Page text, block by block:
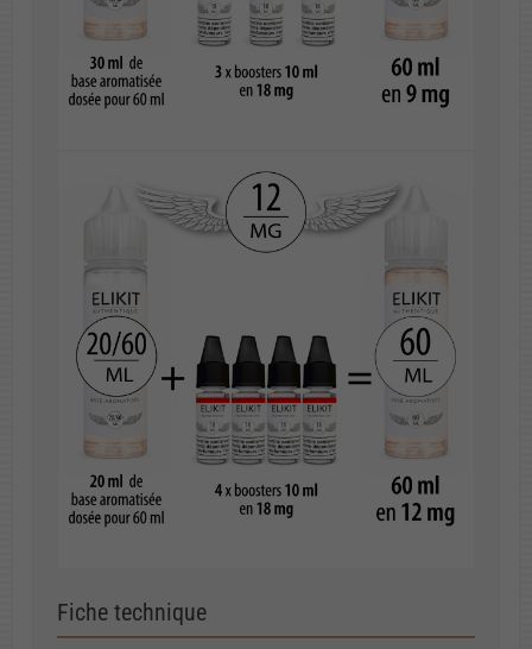
Fiche technique